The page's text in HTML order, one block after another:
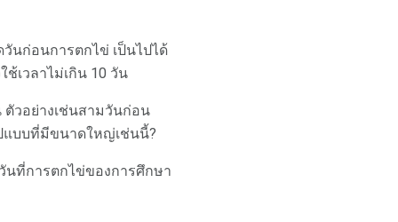
นก่อนการตกไข่ เป็นไปได้
เวลาไม่เกิน 10 วัน
ตัวอย่างเช่นสามวันก่อน
แบบที่มีขนาดใหญ่เช่นนี้?
ที่การตกไข่ของการศึกษา